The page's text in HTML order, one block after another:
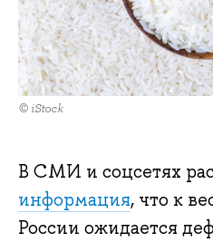
© iStock
В СМИ и соцсетях
информация, что к
России ожидается